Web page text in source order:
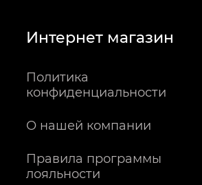
Интернет магазин
Политика
конфиденциальности
О нашей компании
Правила программы
лояльности